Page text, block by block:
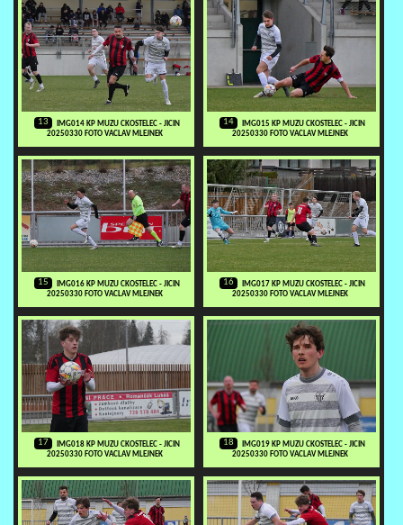
13
IMG014 KP MUZU CKOSTELEC - JICIN
20250330 FOTO VACLAV MLEJNEK
14
IMG015 KP MUZU CKOSTELEC - JICIN
20250330 FOTO VACLAV MLEJNEK
15
IMG016 KP MUZU CKOSTELEC - JICIN
20250330 FOTO VACLAV MLEJNEK
16
IMG017 KP MUZU CKOSTELEC - JICIN
20250330 FOTO VACLAV MLEJNEK
17
IMG018 KP MUZU CKOSTELEC - JICIN
20250330 FOTO VACLAV MLEJNEK
18
IMG019 KP MUZU CKOSTELEC - JICIN
20250330 FOTO VACLAV MLEJNEK